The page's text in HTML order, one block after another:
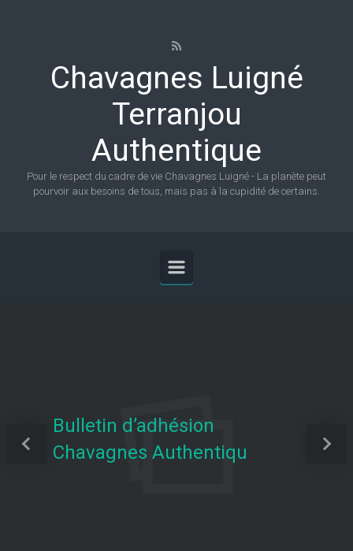
Chavagnes Luigné
Terranjou
Authentique
Pour le respect du cadre de vie Chavagnes Luigné - La planète peut
pourvoir aux besoins de tous, mais pas à la cupidité de certains.
Bulletin d’adhésion
Chavagnes Authentiqu
Previous Next